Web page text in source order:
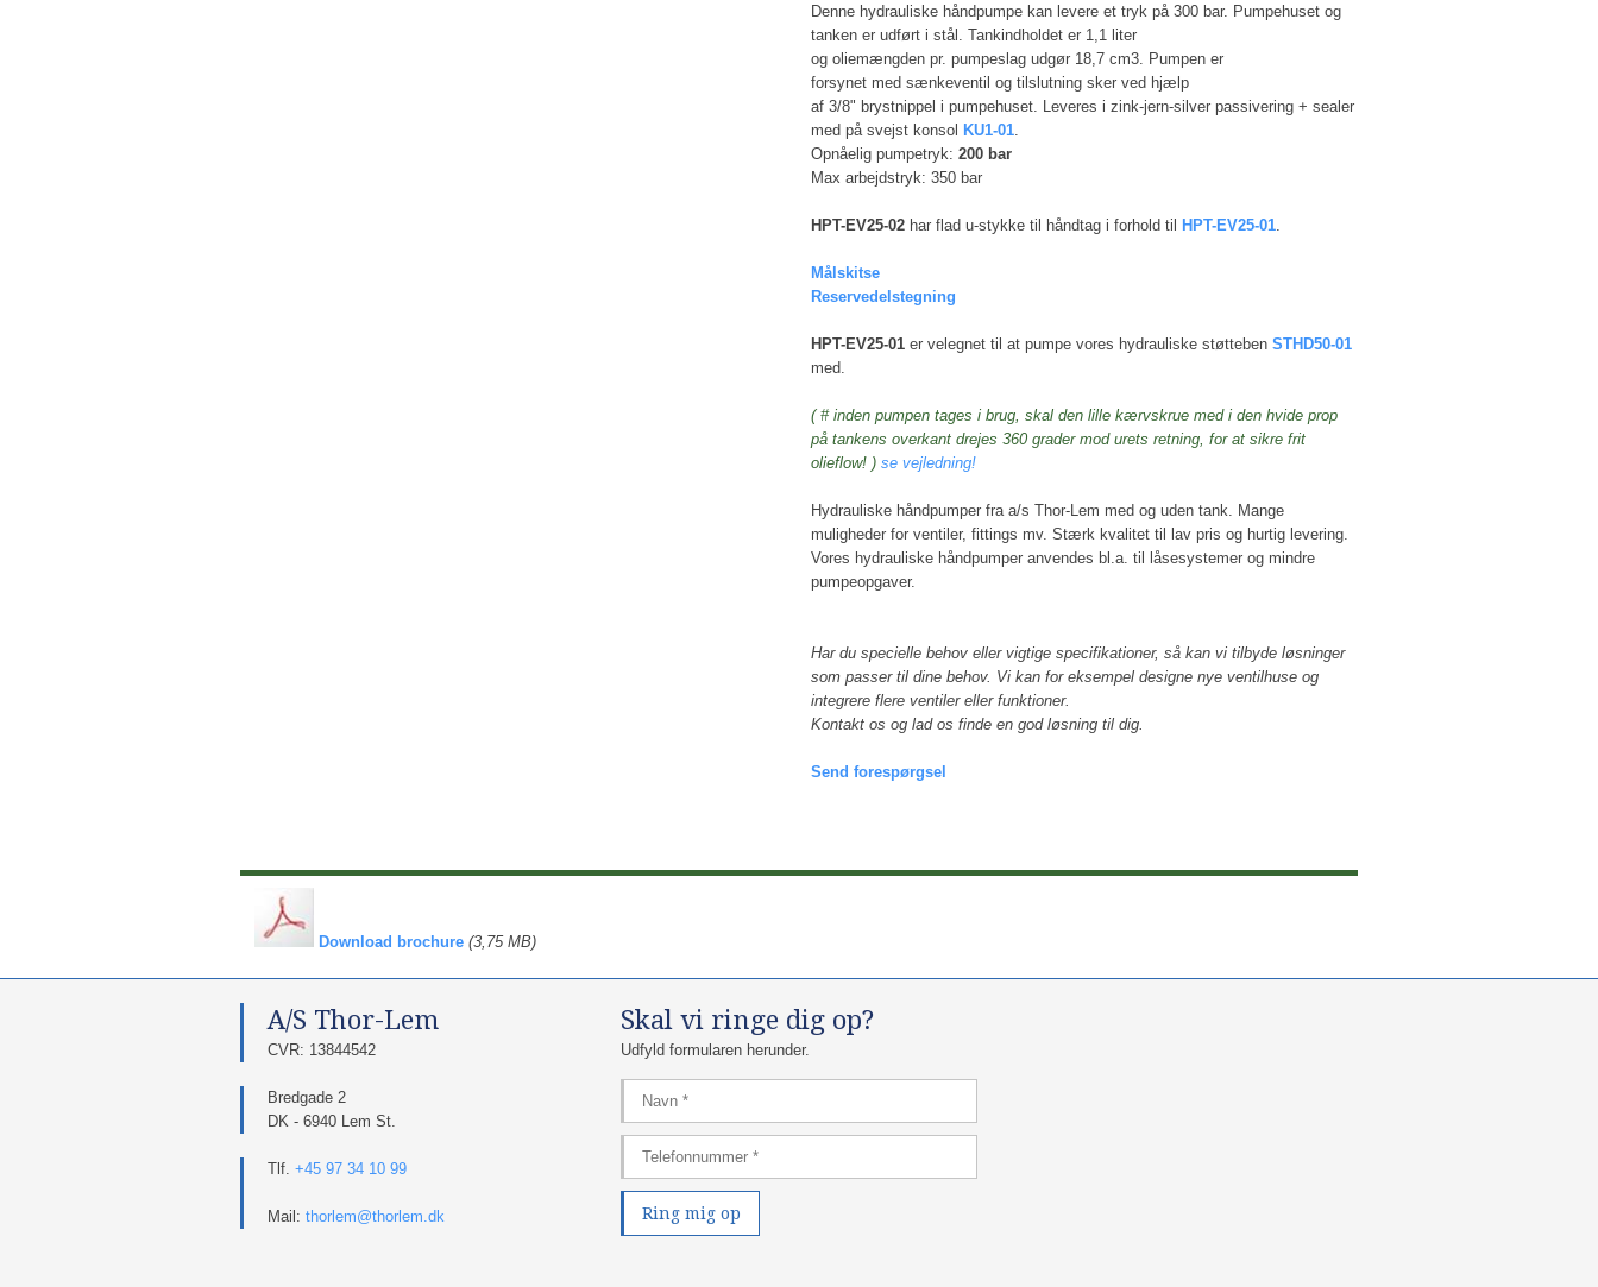
​Denne hydrauliske håndpumpe kan levere et tryk på 300 bar. Pumpehuset og
tanken er udført i stål. Tankindholdet er 1,1 liter
og oliemængden pr. pumpeslag udgør 18,7 cm3. Pumpen er
forsynet med sænkeventil og tilslutning sker ved hjælp
af 3/8" brystnippel i pumpehuset. Leveres i zink-jern-silver passivering + sealer
med på svejst konsol KU1-01.
​Opnåelig pumpetryk: 200 bar
Max arbejdstryk: 350 bar
HPT-EV25-02har flad u-stykke til håndtag i forhold til HPT-EV25-01.
Målskitse
Reservedelstegning
HPT-EV25-01er velegnet til at pumpe vores hydrauliske støtteben STHD50-01
med.
( # inden pumpen tages i brug, skal den lille kærvskrue med i den hvide prop
på tankens overkant drejes 360 grader mod urets retning, for at sikre frit
olieflow! ) se vejledning!
Hydrauliske håndpumper fra a/s Thor-Lem med og uden tank. Mange
muligheder for ventiler, fittings mv. Stærk kvalitet til lav pris og hurtig levering.
Vores hydrauliske håndpumper anvendes bl.a. til låsesystemer og mindre
pumpeopgaver.
Har du specielle behov eller vigtige specifikationer, så kan vi tilbyde løsninger
som passer til dine behov. Vi kan for eksempel designe nye ventilhuse og
integrere flere ventiler eller funktioner.
Kontakt os og lad os finde en god løsning til dig.​​
Send forespørgsel
Download brochure (3,75 MB)
A/S Thor-Lem​
​CVR: 13844542​
Bredgade 2
DK - 6940 Lem St.
Tlf. +45 97 34 10 99
Mail: thorlem@thorlem.dk
Skal vi ringe dig op?
Udfyld formularen herunder.​